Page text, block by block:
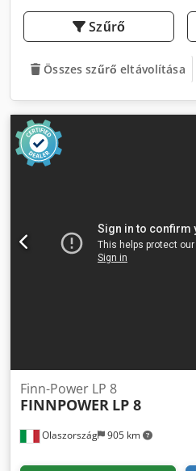
Szűrő
Összes szűrő eltávolítása
Olaszország 905 km
Finn-Power LP 8
FINNPOWER LP 8